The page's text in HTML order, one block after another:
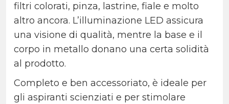
filtri colorati, pinza, lastrine, fiale e molto
altro ancora. L’illuminazione LED assicura
una visione di qualità, mentre la base e il
corpo in metallo donano una certa solidità
al prodotto.
Completo e ben accessoriato, è ideale per
gli aspiranti scienziati e per stimolare